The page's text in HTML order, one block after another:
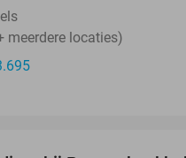
meerdere locaties)